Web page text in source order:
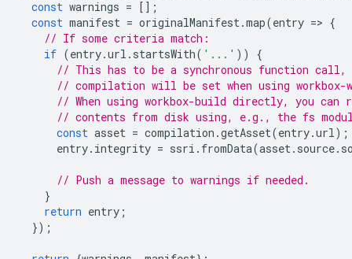
const warnings = [];
const manifest = originalManifest.map(entry => {
// If some criteria match:
if (entry.url . startsWith( '...' ))
{
// This has to be a synchronous function call,
// compilation will be set when using workbox-
// When using workbox-build directly, you
// contents from disk using, e.g., the fs
const asset = compilation .getAsset(entry.url);
entry. integrity = ssri . fromData(asset. source.
// Push a message to warnings if needed.
}
return entry ;
});